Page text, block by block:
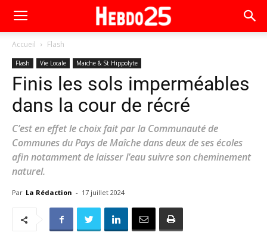
Accueil Flash
Flash Vie Locale Maiche & St Hippolyte
Finis les sols imperméables
dans la cour de récré
C’est en effet le choix fait par la Communauté de
Communes du Pays de Maîche dans deux de ses écoles
afin notamment de laisser l’eau suivre son cheminement
naturel.
Par La Rédaction - 17 juillet 2024